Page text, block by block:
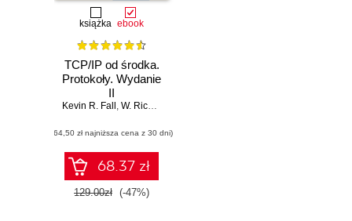
książka ebook
TCP/IP od środka.
Protokoły. Wydanie
II
Kevin R. Fall , W. Richard Stevens
(64,50 zł najniższa cena z 30 dni)
68.37 zł
129.00zł (-47%)